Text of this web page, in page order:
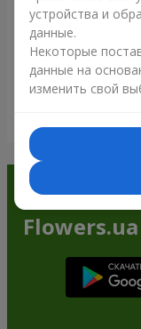
устройства и
данные.
Некоторые
данные на
изменить свой